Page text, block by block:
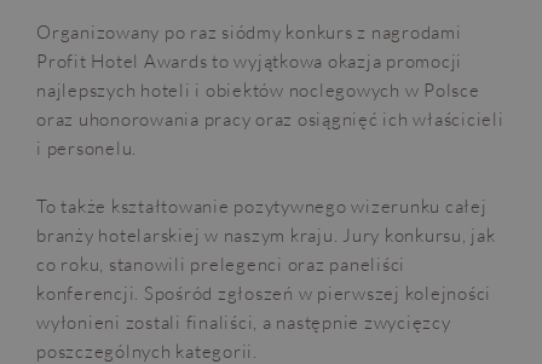
Organizowany po raz siódmy konkurs z nagrodami
Profit Hotel Awards to wyjątkowa okazja promocji
najlepszych hoteli i obiektów noclegowych w Polsce
oraz uhonorowania pracy oraz osiągnięć ich właścicieli
i personelu.
To także kształtowanie pozytywnego wizerunku całej
branży hotelarskiej w naszym kraju. Jury konkursu, jak
co roku, stanowili prelegenci oraz paneliści
konferencji. Spośród zgłoszeń w pierwszej kolejności
wyłonieni zostali finaliści, a następnie zwycięzcy
poszczególnych kategorii.